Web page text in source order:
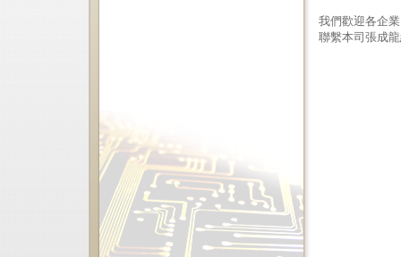
我們歡迎各企
聯繫本司張成